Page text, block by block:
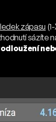
zápasu
sázíte